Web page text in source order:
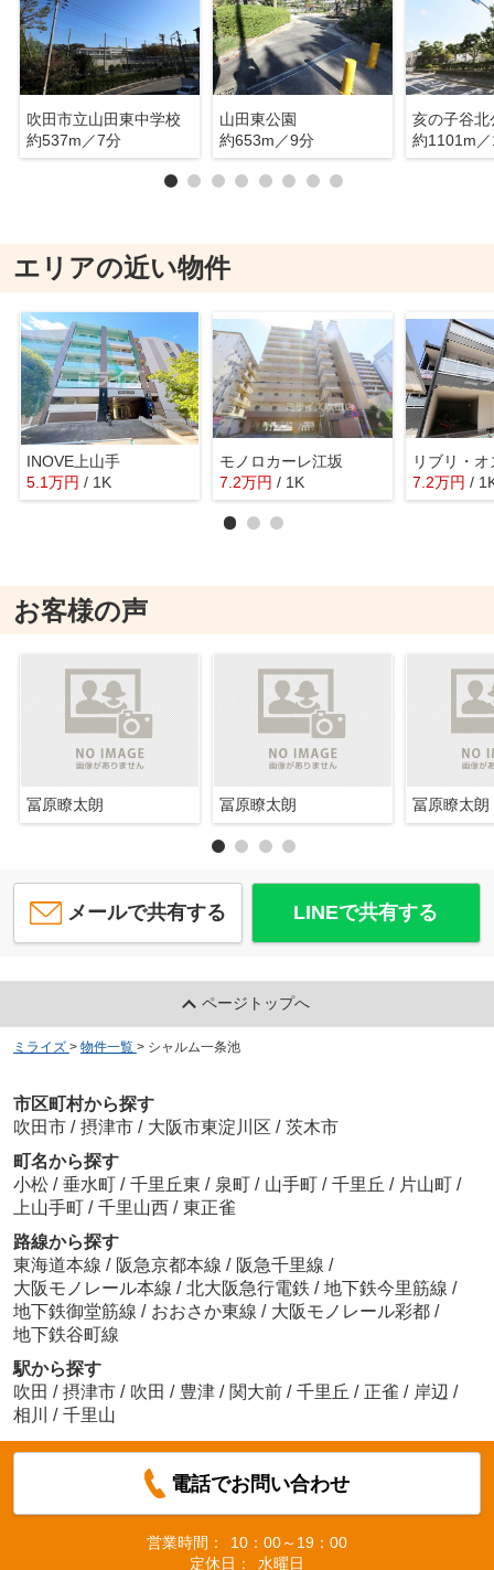
吹田市立山田東中学校
約537m／7分
山田東公園
約653m／9分
亥の子谷北
約1101m
エリアの近い物件
INOVE上山手
5.1万円 / 1K
モノロカーレ江坂
7.2万円 / 1K
リブリ・
7.2万円 /
お客様の声
冨原瞭太朗 冨原瞭太朗 冨原瞭太朗
メールで共有する LINEで共有する
ページトップへ
ミライズ > 物件一覧 > シャルム一条池
市区町村から探す
吹田市 / 摂津市 / 大阪市東淀川区 / 茨木市
町名から探す
小松 / 垂水町 / 千里丘東 / 泉町 / 山手町 / 千里丘 / 片山町 /
上山手町 / 千里山西 / 東正雀
路線から探す
東海道本線 / 阪急京都本線 / 阪急千里線 /
大阪モノレール本線 / 北大阪急行電鉄 / 地下鉄今里筋線 /
地下鉄御堂筋線 / おおさか東線 / 大阪モノレール彩都 /
地下鉄谷町線
駅から探す
吹田 / 摂津市 / 吹田 / 豊津 / 関大前 / 千里丘 / 正雀 / 岸辺 /
相川
/ 千里山
電話でお問い合わせ
営業時間：
10：00～19：00
定休日：
水曜日